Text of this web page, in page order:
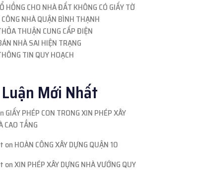
HỒNG CHO NHÀ ĐẤT KHÔNG CÓ GIẤY TỜ
NHÀ QUẬN BÌNH THẠNH
THUẬN CUNG CẤP ĐIỆN
NHÀ SAI HIỆN TRẠNG
TIN QUY HOẠCH
Mới Nhất
GIẤY PHÉP CON TRONG XIN PHÉP XÂY
CAO TẦNG
on HOÀN CÔNG XÂY DỰNG QUẬN 10
onXIN PHÉP XÂY DỰNG NHÀ VƯỚNG QUY